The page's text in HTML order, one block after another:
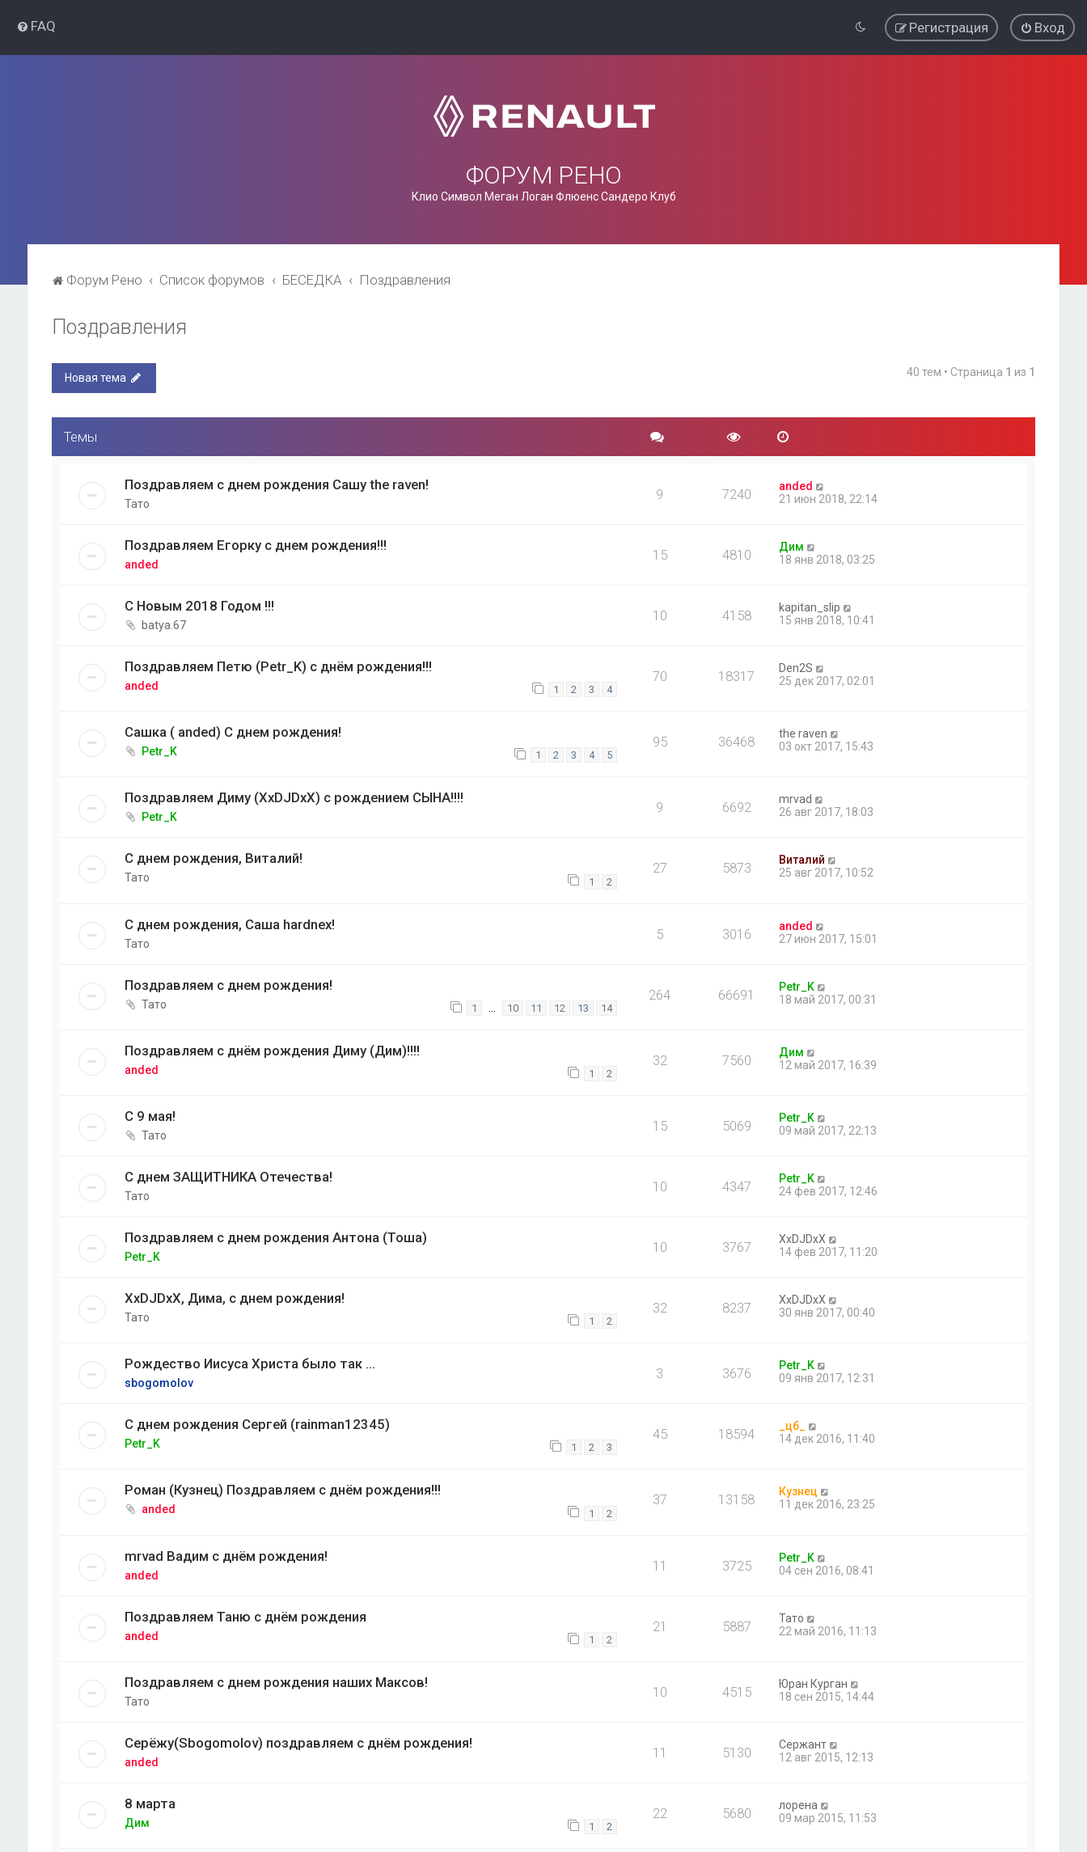
FAQ Вход
Регистрация
ФОРУМ РЕНО
Клио Символ Меган Логан Флюенс Сандеро Клуб
Форум Рено Список форумов БЕСЕДКА Поздравления
Поздравления
Новая тема 40 тем • Страница 1 из 1
Темы
Поздравляем с днем рождения Сашу the raven!
Тато
9 7240
anded
21 июн 2018, 22:14
Поздравляем Егорку с днем рождения!!!
anded
15 4810
Дим
18 янв 2018, 03:25
С Новым 2018 Годом !!!
batya.67
10 4158
kapitan_slip
15 янв 2018, 10:41
Поздравляем Петю (Petr_K) с днём рождения!!!
anded 1 2 3 4
70 18317
Den2S
25 дек 2017, 02:01
Сашка ( anded) С днем рождения!
Petr_K 1 2 3 4 5
95 36468
the raven
03 окт 2017, 15:43
Поздравляем Диму (XxDJDxX) с рождением СЫНА!!!!
Petr_K
9 6692
mrvad
26 авг 2017, 18:03
С днем рождения, Виталий!
Тато 1 2
27 5873
Виталий
25 авг 2017, 10:52
С днем рождения, Саша hardnex!
Тато
5 3016
anded
27 июн 2017, 15:01
Поздравляем с днем рождения!
Тато 1 10 11 12 13 14
264 66691
Petr_K
18 май 2017, 00:31
Поздравляем с днём рождения Диму (Дим)!!!!
anded 1 2
32 7560
Дим
12 май 2017, 16:39
С 9 мая!
Тато
15 5069
Petr_K
09 май 2017, 22:13
С днем ЗАЩИТНИКА Отечества!
Тато
10 4347
Petr_K
24 фев 2017, 12:46
Поздравляем с днем рождения Антона (Тоша)
Petr_K
10 3767
XxDJDxX
14 фев 2017, 11:20
XxDJDxX, Дима, с днем рождения!
Тато 1 2
32 8237
XxDJDxX
30 янв 2017, 00:40
Рождество Иисуса Христа было так ...
sbogomolov
3 3676
Petr_K
09 янв 2017, 12:31
С днем рождения Сергей (rainman12345)
Petr_K 1 2 3
45 18594
_цб_
14 дек 2016, 11:40
Роман (Кузнец) Поздравляем с днём рождения!!!
anded 1 2
37 13158
Кузнец
11 дек 2016, 23:25
mrvad Вадим с днём рождения!
anded
11 3725
Petr_K
04 сен 2016, 08:41
Поздравляем Таню с днём рождения
anded 1 2
21 5887
Тато
22 май 2016, 11:13
Поздравляем с днем рождения наших Максов!
Тато
10 4515
Юран Курган
18 сен 2015, 14:44
Серёжу(Sbogomolov) поздравляем с днём рождения!
anded
11 5130
Сержант
12 авг 2015, 12:13
8 марта
Дим 1 2
22 5680
лорена
09 мар 2015, 11:53